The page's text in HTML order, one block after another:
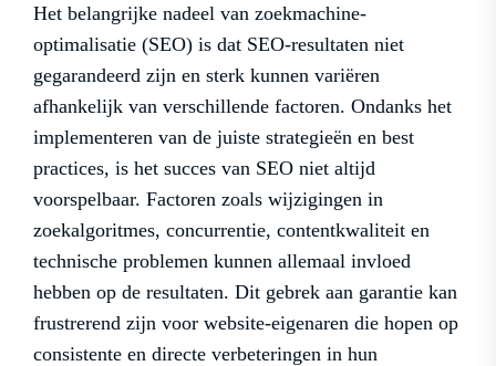
Het belangrijke nadeel van zoekmachine-
optimalisatie (SEO) is dat SEO-resultaten niet
gegarandeerd zijn en sterk kunnen variëren
afhankelijk van verschillende factoren. Ondanks het
implementeren van de juiste strategieën en best
practices, is het succes van SEO niet altijd
voorspelbaar. Factoren zoals wijzigingen in
zoekalgoritmes, concurrentie, contentkwaliteit en
technische problemen kunnen allemaal invloed
hebben op de resultaten. Dit gebrek aan garantie kan
frustrerend zijn voor website-eigenaren die hopen op
consistente en directe verbeteringen in hun